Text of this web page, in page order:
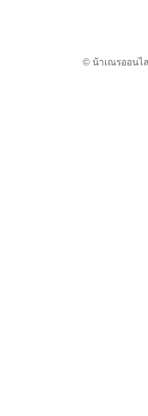
© น้าเณรออนไ